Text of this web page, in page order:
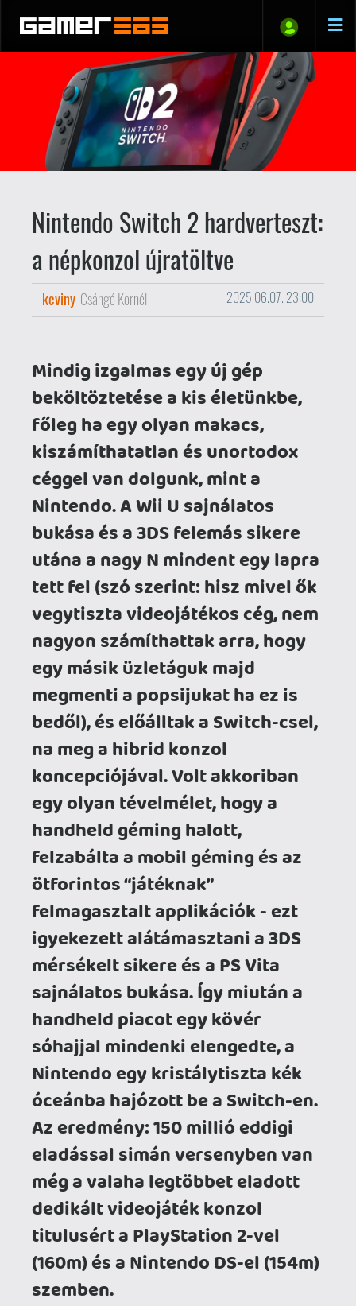
Nintendo Switch 2 hardverteszt:
keviny Csángó Kornél 2025.06.07. 23:00
Mindig izgalmas egy új gép
beköltöztetése a kis életünkbe,
főleg ha egy olyan makacs,
céggel van dolgunk, mint a
Nintendo. A Wii U sajnálatos
bukása és a 3DS felemás sikere
utána a nagy N mindent egy lapra
tett fel (szó szerint: hisz mivel ők
vegytiszta videojátékos cég, nem
nagyon számíthattak arra, hogy
egy másik üzletáguk majd
megmenti a popsijukat ha ez is
bedől), és előálltak a Switch-csel,
na meg a hibrid konzol
koncepciójával. Volt akkoriban
egy olyan tévelmélet, hogy a
handheld géming halott,
felzabálta a mobil géming és az
ötforintos “játéknak”
felmagasztalt applikációk - ezt
igyekezett alátámasztani a 3DS
mérsékelt sikere és a PS Vita
sajnálatos bukása. Így miután a
handheld piacot egy kövér
sóhajjal mindenki elengedte, a
Nintendo egy kristálytiszta kék
óceánba hajózott be a Switch-en.
Az eredmény: 150 millió eddigi
eladással simán versenyben van
még a valaha legtöbbet eladott
dedikált videojáték konzol
titulusért a PlayStation 2-vel
(160m) és a Nintendo DS-el (154m)
szemben.
A többi platform holder óvatosan
piszkálgatja bottal a témát, érdemi
reakciók inkább nem várt helyekről
érkeztek (Valve, ASUS, random kínai
unbranded kézipécék) - de mindezek
összesen sem érnek a Switch
látótávolságába. És hát ami az igazán
izgalmas: most, hogy a Switch a kenyere
javát már bőven elfogyasztotta és (mivel
ekkora piacot senki nem hagy szívesen
egy szereplőre) gyülekeznek a felhők
(handheld Xbox, huh? PSVita2, he?) - mit
lép minderre a Nintendo?